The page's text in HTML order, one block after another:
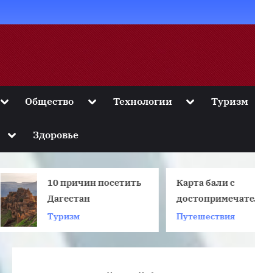
ToggleОбщество ToggleТехнологии ToggleТуризм
Toggle
menu
Здоровье
10 причин посетить
Дагестан
Туризм
Карта бали с
на русском языке
Путешествия